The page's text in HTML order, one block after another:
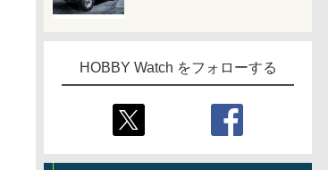
HOBBY Watch をフォローする